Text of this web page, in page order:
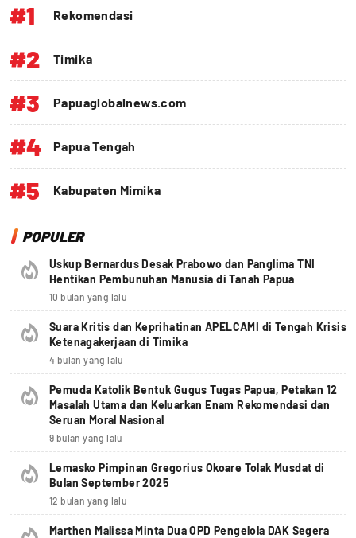
#1 Rekomendasi
#2 Timika
#3 Papuaglobalnews.com
#4 Papua Tengah
#5 Kabupaten Mimika
POPULER
Uskup Bernardus Desak Prabowo dan Panglima TNI
Hentikan Pembunuhan Manusia di Tanah Papua
10 bulan yang lalu
Suara Kritis dan Keprihatinan APELCAMI di Tengah Krisis
Ketenagakerjaan di Timika
4 bulan yang lalu
Pemuda Katolik Bentuk Gugus Tugas Papua, Petakan 12
Masalah Utama dan Keluarkan Enam Rekomendasi dan
Seruan Moral Nasional
9 bulan yang lalu
Lemasko Pimpinan Gregorius Okoare Tolak Musdat di
Bulan September 2025
12 bulan yang lalu
Marthen Malissa Minta Dua OPD Pengelola DAK Segera